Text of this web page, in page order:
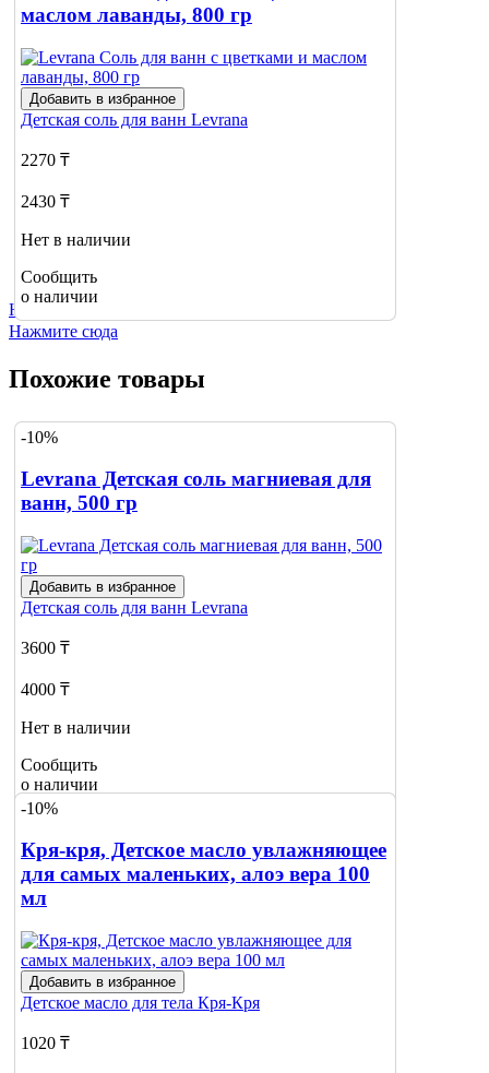
маслом лаванды, 800 гр
Добавить в избранное
Детская соль для ванн Levrana
2270 ₸
2430 ₸
Нет в наличии
Сообщить
о наличии
Не нашли нужный товар?
Нажмите сюда
Похожие товары
-10%
Levrana Детская соль магниевая для
ванн, 500 гр
Добавить в избранное
Детская соль для ванн Levrana
3600 ₸
4000 ₸
Нет в наличии
Сообщить
о наличии
-10%
Кря-кря, Детское масло увлажняющее
для самых маленьких, алоэ вера 100
мл
Добавить в избранное
Детское масло для тела Кря-Кря
1020 ₸